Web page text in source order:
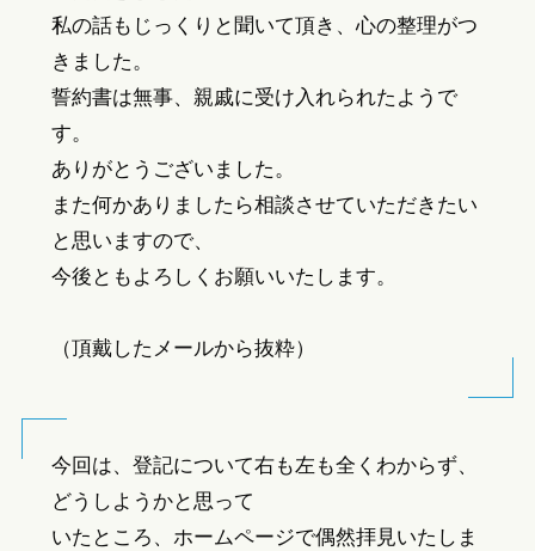
私の話もじっくりと聞いて頂き、心の整理がつ
きました。
誓約書は無事、親戚に受け入れられたようで
す。
ありがとうございました。
また何かありましたら相談させていただきたい
と思いますので、
今後ともよろしくお願いいたします。
（頂戴したメールから抜粋）
今回は、登記について右も左も全くわからず、
どうしようかと思って
いたところ、ホームページで偶然拝見いたしま